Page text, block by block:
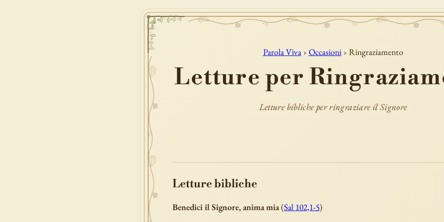
Parola Viva› Occasioni› Ringraziamento
Letture per
Letture bibliche per ringraziare il Signore
Letture bibliche
Benedici il Signore, anima mia (Sal 102,1-5)